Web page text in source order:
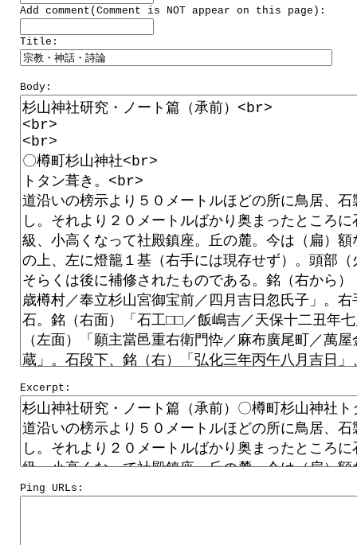
Add comment(Comment is NOT appear on this page):
Title:
Body:
Excerpt:
Ping URLs: